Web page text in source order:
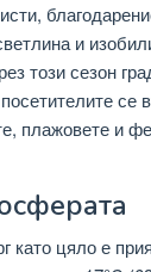
и
този сезон
се
плажовете и
като цяло е